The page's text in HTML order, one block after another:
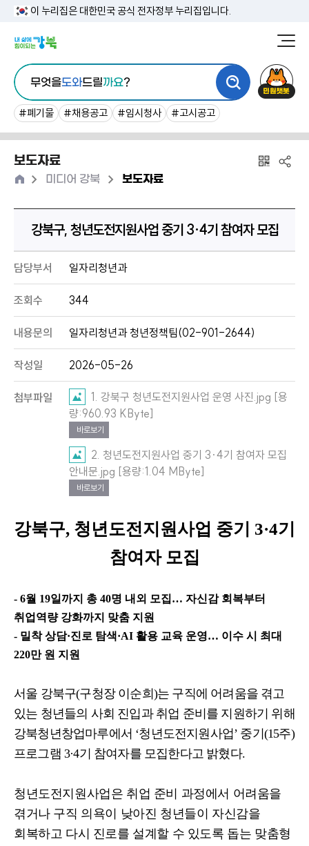
이 누리집은 대한민국 공식 전자정부 누리집입니다.
청
통
합
검
색
무엇을도와드릴까요?
#폐기물 #채용공고 #임시청사 #고시공고
원
보도자료
홈 >미디어 강북 >보도자료
강북구, 청년도전지원사업 중기 3·4기 참여자 모집
담당부서 일자리청년과
조회수 344
내용문의 일자리청년과 청년정책팀(02-901-2644)
작성일 2026-05-26
첨부파일
1. 강북구 청년도전지원사업 운영 사진.jpg [용
량:960.93 KByte]
바로보기
2. 청년도전지원사업 중기 3·4기 참여자 모집
안내문.jpg [용량:1.04 MByte]
바로보기
강북구, 청년도전지원사업 중기 3·4기
참여자 모집
- 6월 19일까지 총 40명 내외 모집… 자신감 회복부터
취업역량 강화까지 맞춤 지원
- 밀착 상담·진로 탐색·AI 활용 교육 운영… 이수 시 최대
220만 원 지원
서울 강북구(구청장 이순희 )는 구직에 어려움을 겪고
있는 청년들의 사회 진입과 취업 준비를 지원하기 위해
강북청년창업마루에서 ‘청년도전지원사업’ 중기 (15주)
프로그램 3·4기 참여자를 모집한다고 밝혔다.
청년도전지원사업은 취업 준비 과정에서 어려움을
겪거나 구직 의욕이 낮아진 청년들이 자신감을
회복하고 다시 진로를 설계할 수 있도록 돕는 맞춤형